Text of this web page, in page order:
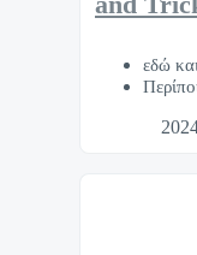
εδώ